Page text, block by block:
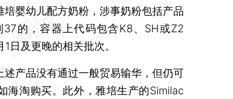
婴幼儿配方奶粉，涉事奶粉包括产品
的，容器上代码包含K8、SH或Z2
日及更晚的相关批次。
产品没有通过一般贸易输华，但仍可
海淘购买。此外，雅培生产的Similac